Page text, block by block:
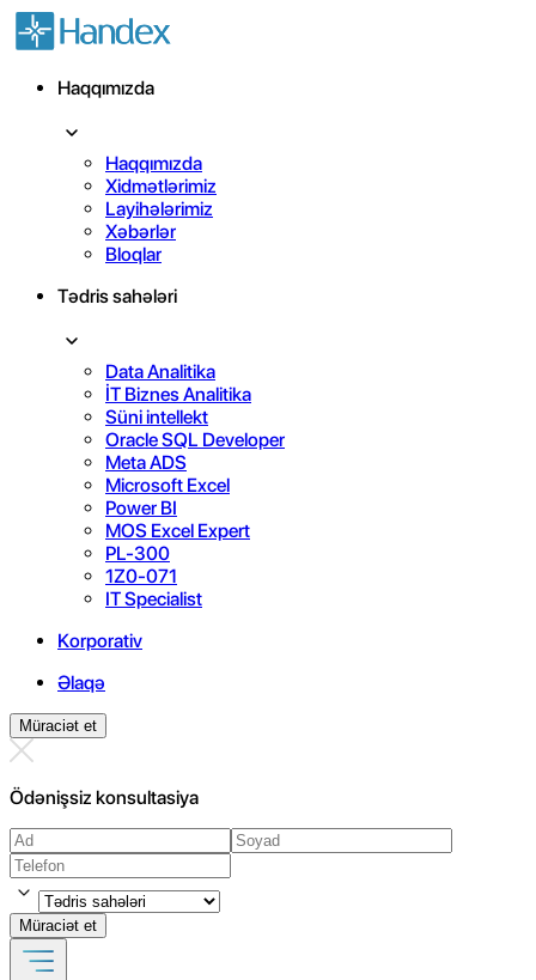
Haqqımızda
Haqqımızda
Xidmətlərimiz
Layihələrimiz
Xəbərlər
Bloqlar
Tədris sahələri
Data Analitika
İT Biznes Analitika
Süni intellekt
Oracle SQL Developer
Meta ADS
Microsoft Excel
Power BI
MOS Excel Expert
PL-300
1Z0-071
IT Specialist
Korporativ
Əlaqə
Müraciət et
Ödənişsiz konsultasiya
Müraciət et